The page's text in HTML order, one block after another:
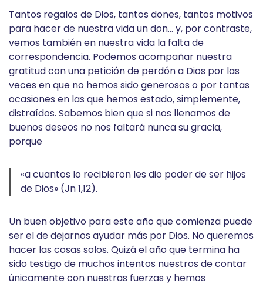
Tantos regalos de Dios, tantos dones, tantos motivos
para hacer de nuestra vida un don… y, por contraste,
vemos también en nuestra vida la falta de
correspondencia. Podemos acompañar nuestra
gratitud con una petición de perdón a Dios por las
veces en que no hemos sido generosos o por tantas
ocasiones en las que hemos estado, simplemente,
distraídos. Sabemos bien que si nos llenamos de
buenos deseos no nos faltará nunca su gracia,
porque
«a cuantos lo recibieron les dio poder de ser hijos
de Dios» (Jn 1,12).
Un buen objetivo para este año que comienza puede
ser el de dejarnos ayudar más por Dios. No queremos
hacer las cosas solos. Quizá el año que termina ha
sido testigo de muchos intentos nuestros de contar
únicamente con nuestras fuerzas y hemos